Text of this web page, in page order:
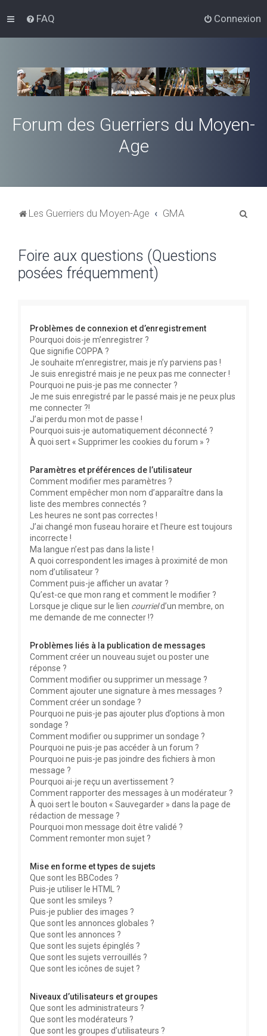
FAQ Connexion
Forum des Guerriers du Moyen-
Age
Les Guerriers du Moyen-Age GMA
Foire aux questions (Questions
posées fréquemment)
Problèmes de connexion et d’enregistrement
Pourquoi dois-je m’enregistrer ?
Que signifie COPPA ?
Je souhaite m’enregistrer, mais je n’y parviens pas !
Je suis enregistré mais je ne peux pas me connecter !
Pourquoi ne puis-je pas me connecter ?
Je me suis enregistré par le passé mais je ne peux plus
me connecter ?!
J’ai perdu mon mot de passe !
Pourquoi suis-je automatiquement déconnecté ?
À quoi sert « Supprimer les cookies du forum » ?
Paramètres et préférences de l’utilisateur
Comment modifier mes paramètres ?
Comment empêcher mon nom d’apparaître dans la
liste des membres connectés ?
Les heures ne sont pas correctes !
J’ai changé mon fuseau horaire et l’heure est toujours
incorrecte !
Ma langue n’est pas dans la liste !
A quoi correspondent les images à proximité de mon
nom d’utilisateur ?
Comment puis-je afficher un avatar ?
Qu’est-ce que mon rang et comment le modifier ?
Lorsque je clique sur le lien courrield’un membre, on
me demande de me connecter !?
Problèmes liés à la publication de messages
Comment créer un nouveau sujet ou poster une
réponse ?
Comment modifier ou supprimer un message ?
Comment ajouter une signature à mes messages ?
Comment créer un sondage ?
Pourquoi ne puis-je pas ajouter plus d’options à mon
sondage ?
Comment modifier ou supprimer un sondage ?
Pourquoi ne puis-je pas accéder à un forum ?
Pourquoi ne puis-je pas joindre des fichiers à mon
message ?
Pourquoi ai-je reçu un avertissement ?
Comment rapporter des messages à un modérateur ?
À quoi sert le bouton « Sauvegarder » dans la page de
rédaction de message ?
Pourquoi mon message doit être validé ?
Comment remonter mon sujet ?
Mise en forme et types de sujets
Que sont les BBCodes ?
Puis-je utiliser le HTML ?
Que sont les smileys ?
Puis-je publier des images ?
Que sont les annonces globales ?
Que sont les annonces ?
Que sont les sujets épinglés ?
Que sont les sujets verrouillés ?
Que sont les icônes de sujet ?
Niveaux d’utilisateurs et groupes
Que sont les administrateurs ?
Que sont les modérateurs ?
Que sont les groupes d’utilisateurs ?